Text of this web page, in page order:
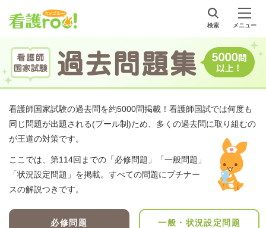
検索 メニュー
看護師国家試験の過去問を約5000問掲載！看護師国試では何度も
同じ問題が出題される(プール制)ため、多くの過去問に取り組むの
が王道の対策です。
ここでは、第114回までの「必修問題」「一般問題」
「状況設定問題」を掲載。すべての問題にプチナー
スの解説つきです。
必修問題 一般・状況設定問題